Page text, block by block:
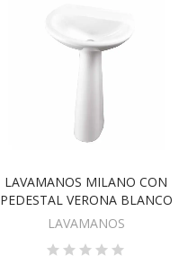
VER OPCIONES
LAVAMANOS MILANO CON
PEDESTAL VERONA BLANCO
LAVAMANOS